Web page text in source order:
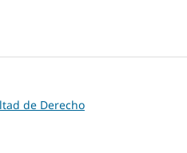
de Derecho